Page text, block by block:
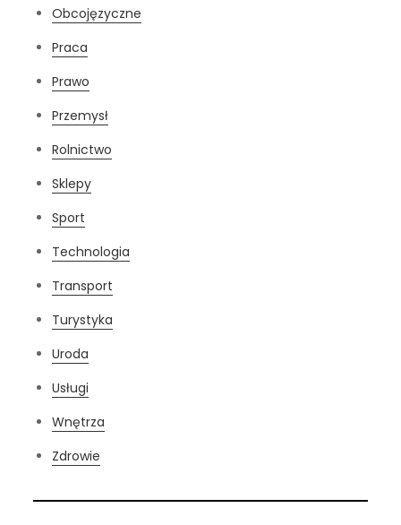
Obcojęzyczne
Praca
Prawo
Przemysł
Rolnictwo
Sklepy
Sport
Technologia
Transport
Turystyka
Uroda
Usługi
Wnętrza
Zdrowie